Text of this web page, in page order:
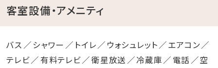
客室設備・アメニティ
バス シャワー トイレ ウォシュレット
エアコン
テレビ
有料テレビ 衛星放送 冷蔵庫 電話
空